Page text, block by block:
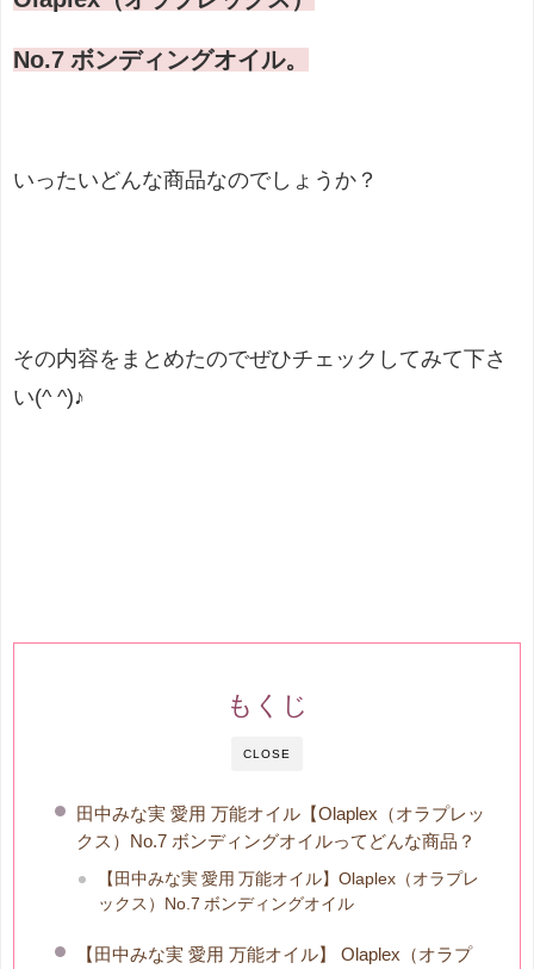
No.7 ボンディングオイル。
いったいどんな商品なのでしょうか？
その内容をまとめたのでぜひチェックしてみて下さ
い(^ ^)♪
CLOSE
もくじ
田中みな実 愛用 万能オイル【Olaplex（オラプレッ
クス）No.7 ボンディングオイルってどんな商品？
【田中みな実 愛用 万能オイル】Olaplex（オラプレ
ックス）No.7 ボンディングオイル
【田中みな実 愛用 万能オイル】 Olaplex（オラプ